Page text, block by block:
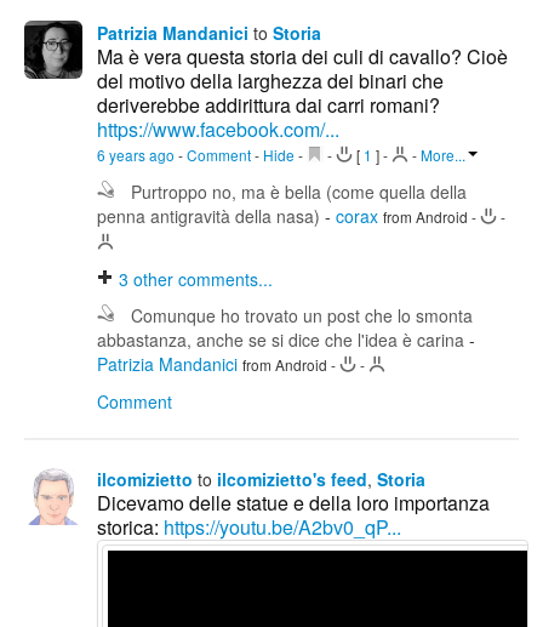
Patrizia Mandanici to Storia
Ma è vera questa storia dei culi di cavallo? Cioè
del motivo della larghezza dei binari che
deriverebbe addirittura dai carri romani?
https://www.facebook.com/...
6 years ago -Comment- Hide - - [ 1 ]- -More...
Purtroppo no, ma è bella (come quella della
penna antigravità della nasa) - corax from Android - -
3 other comments...
Comunque ho trovato un post che lo smonta
abbastanza, anche se si dice che l'idea è carina -
Patrizia Mandanici from Android - -
Comment
ilcomizietto to ilcomizietto's feed, Storia
Dicevamo delle statue e della loro importanza
storica: https://youtu.be/A2bv0_qP...